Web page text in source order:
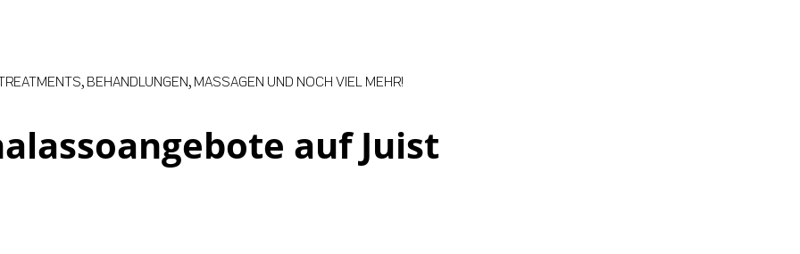
auf Juist
BEHANDLUNGEN, MASSAGEN UND NOCH VIEL MEHR!